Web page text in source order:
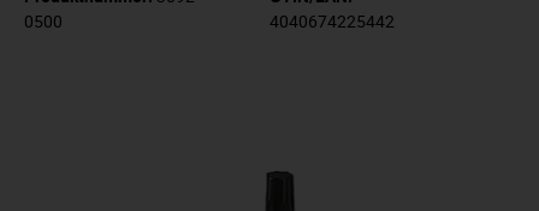
0500
4040674225442